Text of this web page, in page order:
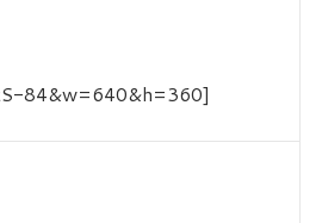
84&w=640&h=360]